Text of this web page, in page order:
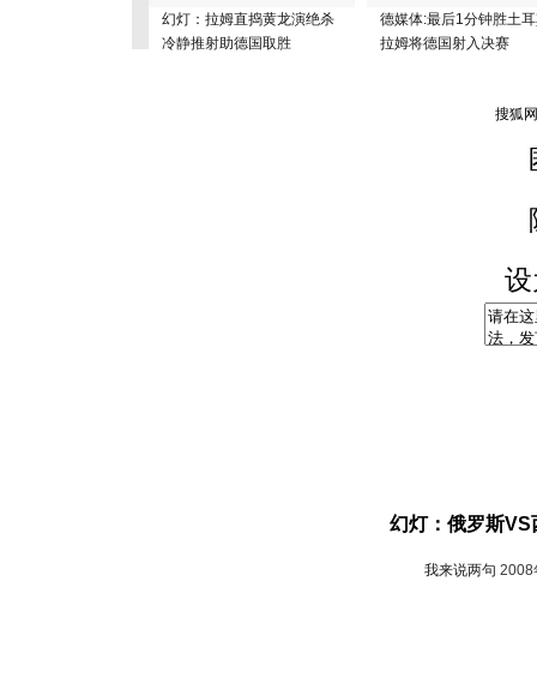
幻灯：拉姆直捣黄龙演绝杀
冷静推射助德国取胜
德媒体:最后1分钟胜土
拉姆将德国射入决赛
幻灯：俄罗斯VS
我来说两句 2008